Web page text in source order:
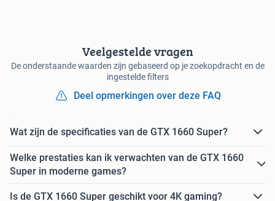
Veelgestelde vragen
De onderstaande waarden zijn gebaseerd op je zoekopdracht en de
ingestelde filters
Deel opmerkingen over deze FAQ
Wat zijn de specificaties van de GTX 1660 Super?
Welke prestaties kan ik verwachten van de GTX 1660
Super in moderne games?
Is de GTX 1660 Super geschikt voor 4K gaming?